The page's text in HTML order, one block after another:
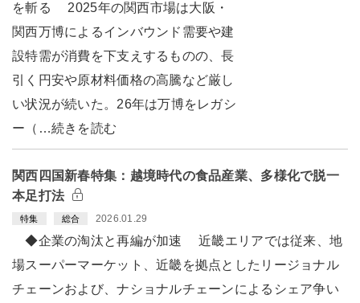
を斬る 2025年の関西市場は大阪・
関西万博によるインバウンド需要や建
設特需が消費を下支えするものの、長
引く円安や原材料価格の高騰など厳し
い状況が続いた。26年は万博をレガシ
ー（…続きを読む
関西四国新春特集：越境時代の食品産業、多様化で脱一
本足打法
特集 総合 2026.01.29
◆企業の淘汰と再編が加速 近畿エリアでは従来、地
場スーパーマーケット、近畿を拠点としたリージョナル
チェーンおよび、ナショナルチェーンによるシェア争い